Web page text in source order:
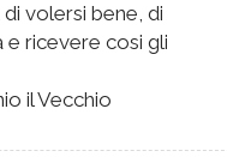
volersi bene, di
ricevere cosi gli
il Vecchio